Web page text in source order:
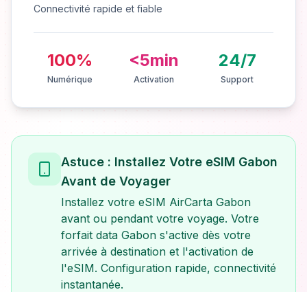
Connectivité rapide et fiable
100%
Numérique
<5min
Activation
24/7
Support
Astuce : Installez Votre eSIM Gabon
Avant de Voyager
Installez votre eSIM AirCarta Gabon
avant ou pendant votre voyage. Votre
forfait data Gabon s'active dès votre
arrivée à destination et l'activation de
l'eSIM. Configuration rapide, connectivité
instantanée.